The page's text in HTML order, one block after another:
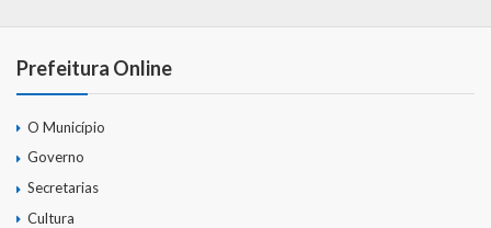
Prefeitura Online
O Município
Governo
Secretarias
Cultura